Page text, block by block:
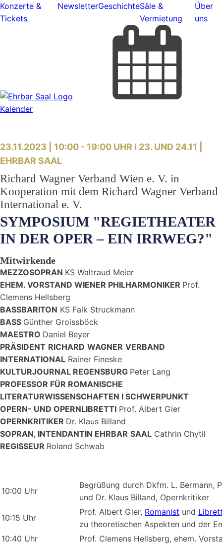
Konzerte &
Tickets
NewsletterGeschichteSäle &
Vermietung
Über
uns
Kalender
23.11.2023 | 10:00 - 19:00 UHR I 23. UND 24.11 |
EHRBAR SAAL
Richard Wagner Verband Wien e. V. in
Kooperation mit dem Richard Wagner Verband
International e. V.
SYMPOSIUM "REGIETHEATER
IN DER OPER – EIN IRRWEG?"
Mitwirkende
MEZZOSOPRAN KS Waltraud Meier
EHEM. VORSTAND WIENER PHILHARMONIKER Prof.
Clemens Hellsberg
BASSBARITON KS Falk Struckmann
BASS Günther Groissböck
MAESTRO Daniel Beyer
PRÄSIDENT RICHARD WAGNER VERBAND
INTERNATIONAL Rainer Fineske
KULTURJOURNAL REGENSBURG Peter Lang
PROFESSOR FÜR ROMANISCHE
LITERATURWISSENSCHAFTEN I SCHWERPUNKT
OPERN- UND OPERNLIBRETTI Prof. Albert Gier
OPERNKRITIKER Dr. Klaus Billand
SOPRAN, INTENDANTIN EHRBAR SAAL Cathrin Chytil
REGISSEUR Roland Schwab
10:00 Uhr
Begrüßung durch Dkfm. L. Bermann,
und Dr. Klaus Billand, Opernkritiker
10:15 Uhr
Prof. Albert Gier, Romanist und
zu theoretischen Aspekten und der
10:40 Uhr
Prof. Clemens Hellsberg, ehem.